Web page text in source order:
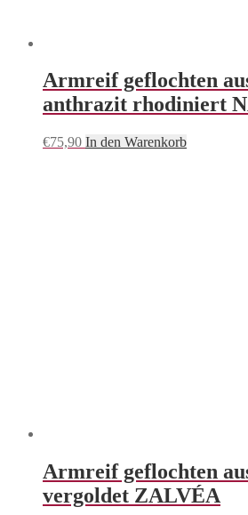
Armreif geflochten
anthrazit rhodiniert
€75,90 In den Warenkorb
Armreif geflochten
vergoldet ZALVÉA